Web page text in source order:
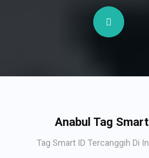
Anabul Tag
Tag Smart ID Tercanggih Di